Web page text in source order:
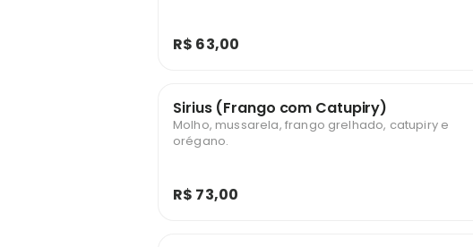
R$ 63,00
Sirius (Frango com Catupiry)
Molho, mussarela, frango grelhado, catupiry e
orégano.
R$ 73,00